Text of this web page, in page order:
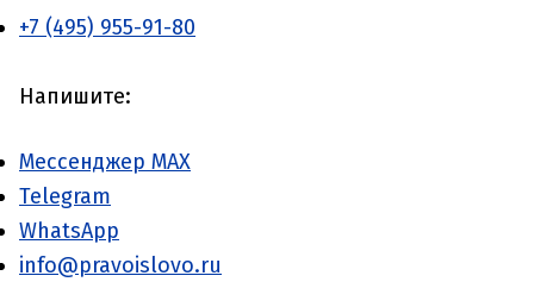
+7 (495) 955-91-80
Напишите:
Мессенджер MAX
Telegram
WhatsApp
info@pravoislovo.ru